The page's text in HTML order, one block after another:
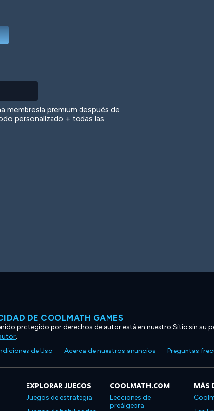
membresía premium después de
personalizado + todas las
DE COOLMATH GAMES
protegido por derechos de autor está en nuestro Sitio sin su
.
de Uso Acerca de nuestros anuncios Preguntas
EXPLORAR JUEGOS
Juegos de estrategia
COOLMATH.COM
Lecciones de
preálgebra
MÁS